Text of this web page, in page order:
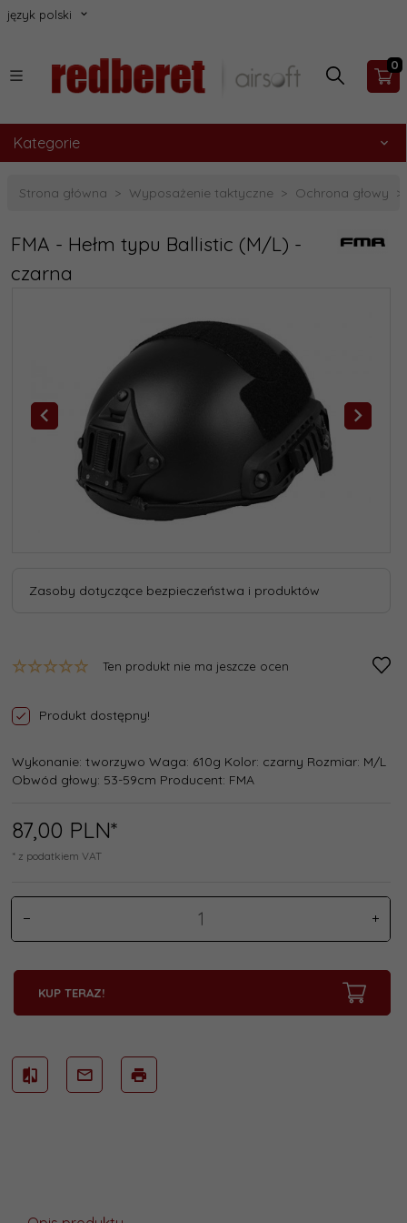
język polski
0
Kategorie
Strona główna Wyposażenie taktyczne Ochrona głowy
FMA - Hełm typu Ballistic (M/L) -
czarna
Zasoby dotyczące bezpieczeństwa i produktów
Ten produkt nie ma jeszcze ocen
Produkt dostępny!
Wykonanie: tworzywo Waga: 610g Kolor: czarny Rozmiar: M/L
Obwód głowy: 53-59cm Producent: FMA
87,00 PLN*
* z podatkiem VAT
KUP TERAZ!